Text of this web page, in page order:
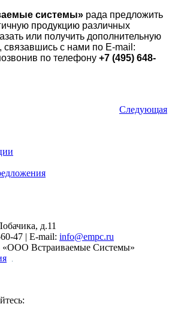
системы» рада предложить
продукцию различных
или получить дополнительную
с нами по E-mail:
по телефону +7 (495) 648-
Следующая
д.11
47 | E-mail: info@empc.ru
«ООО Встраиваемые Системы»